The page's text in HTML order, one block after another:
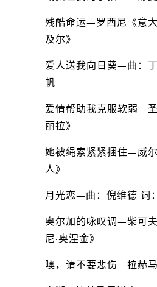
残酷命运—罗西尼《意
及尔》
爱人送我向日葵—曲：
帆
爱情帮助我克服软弱—
丽拉》
她被绳索紧紧捆住—威
人》
月光恋—曲：倪维德 词
奥尔加的咏叹调—柴可
尼·奥涅金》
噢，请不要悲伤—拉赫